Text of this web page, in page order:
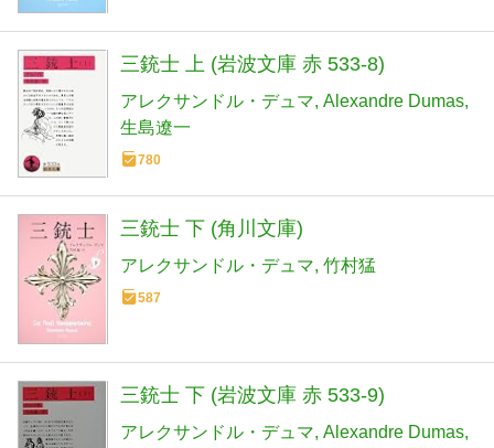
三銃士 上 (岩波文庫 赤 533-8)
アレクサンドル・デュマ Alexandre Dumas
生島遼一
780
三銃士 下 (角川文庫)
アレクサンドル・デュマ 竹村猛
587
三銃士 下 (岩波文庫 赤 533-9)
アレクサンドル・デュマ Alexandre Dumas